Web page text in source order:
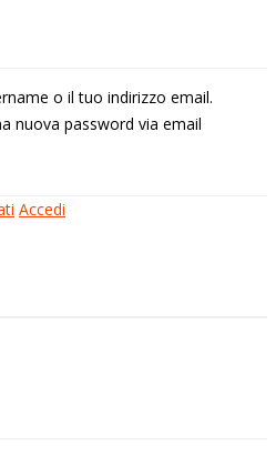
o il tuo indirizzo email.
nuova password via email
Accedi